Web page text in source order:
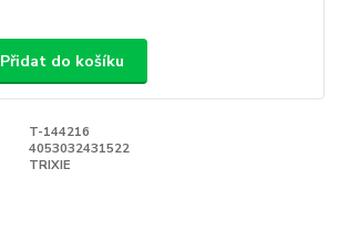
Přidat do košíku
T-144216
4053032431522
TRIXIE